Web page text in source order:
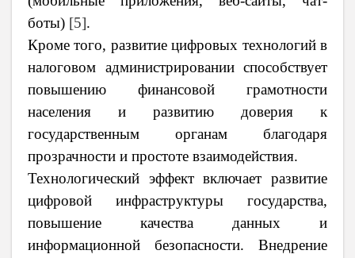
боты) [5].
Кроме того, развитие цифровых технологий в
налоговом администрировании способствует
повышению финансовой грамотности
населения и развитию доверия к
государственным органам благодаря
прозрачности и простоте взаимодействия.
Технологический эффект включает развитие
цифровой инфраструктуры государства,
повышение качества данных и
информационной безопасности. Внедрение